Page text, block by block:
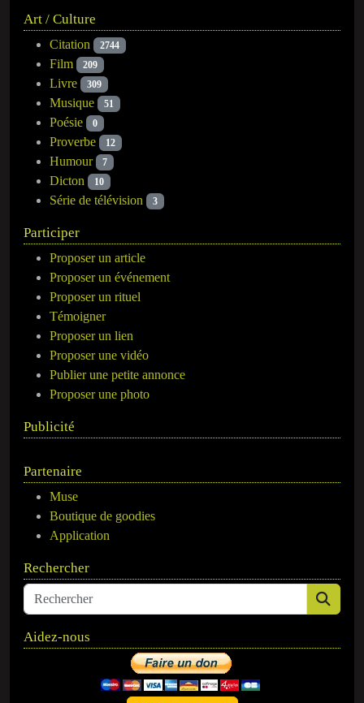
Art / Culture
Citation 2744
Film 209
Livre 309
Musique 51
Poésie 0
Proverbe 12
Humour 7
Dicton 10
Série de télévision 3
Participer
Proposer un article
Proposer un événement
Proposer un rituel
Témoigner
Proposer un lien
Proposer une vidéo
Publier une petite annonce
Proposer une photo
Publicité
Partenaire
Muse
Boutique de goodies
Application
Rechercher
Aidez-nous